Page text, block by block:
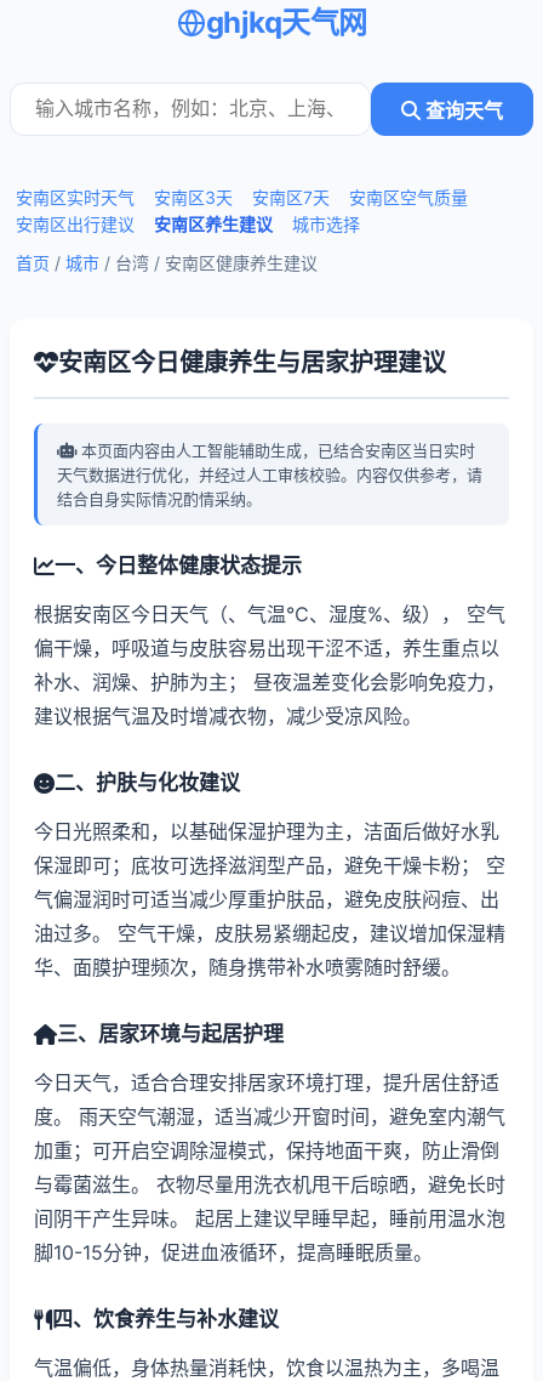
ghjkq天气网
查询天气
安南区实时天气 安南区3天 安南区7天
安南区空气质量
安南区出行建议
安南区养生建议
城市选择
首页 / 城市 / 台湾 / 安南区健康养生建议
安南区今日健康养生与居家护理建议
本页面内容由人工智能辅助生成，已结合安南区当日实时
天气数据进行优化，并经过人工审核校验。内容仅供参考，请
结合自身实际情况酌情采纳。
一、今日整体健康状态提示
根据安南区今日天气（、气温℃、湿度%、级）， 空气
偏干燥，呼吸道与皮肤容易出现干涩不适，养生重点以
补水、润燥、护肺为主； 昼夜温差变化会影响免疫力，
建议根据气温及时增减衣物，减少受凉风险。
二、护肤与化妆建议
今日光照柔和，以基础保湿护理为主，洁面后做好水乳
保湿即可；底妆可选择滋润型产品，避免干燥卡粉； 空
气偏湿润时可适当减少厚重护肤品，避免皮肤闷痘、出
油过多。 空气干燥，皮肤易紧绷起皮，建议增加保湿精
华、面膜护理频次，随身携带补水喷雾随时舒缓。
三、居家环境与起居护理
今日天气，适合合理安排居家环境打理，提升居住舒适
度。 雨天空气潮湿，适当减少开窗时间，避免室内潮气
加重；可开启空调除湿模式，保持地面干爽，防止滑倒
与霉菌滋生。 衣物尽量用洗衣机甩干后晾晒，避免长时
间阴干产生异味。 起居上建议早睡早起，睡前用温水泡
脚10-15分钟，促进血液循环，提高睡眠质量。
四、饮食养生与补水建议
气温偏低，身体热量消耗快，饮食以温热为主，多喝温